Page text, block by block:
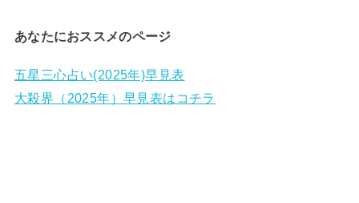
あなたにおススメのページ
五星三心占い(2025年)早見表
大殺界（2025年）早見表はコチラ